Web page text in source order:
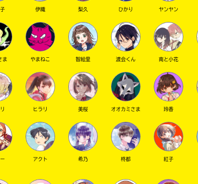
伊織 梨久 ひかり ヤンヤン
ま やまねこ 智絵里 渡会くん 南と小花
ヒラリ 美桜 オオカミさま 玲香
アクト 希乃 柊都 紅子